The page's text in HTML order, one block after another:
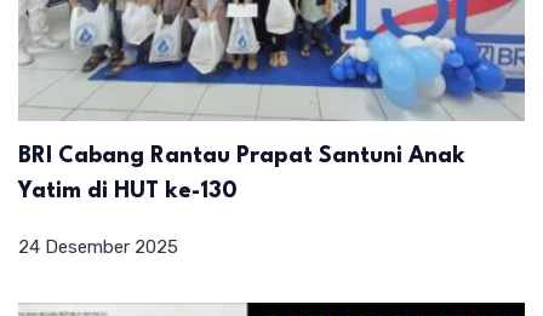
BRI Cabang Rantau Prapat Santuni Anak
Yatim di HUT ke-130
24 Desember 2025